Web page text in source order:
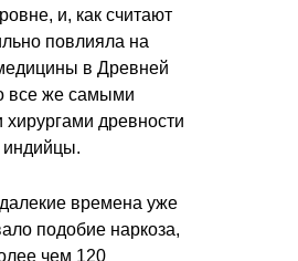
и, как считают
повлияла на
в Древней
все же самыми
хирургами древности
индийцы.
времена уже
подобие наркоза,
чем 120